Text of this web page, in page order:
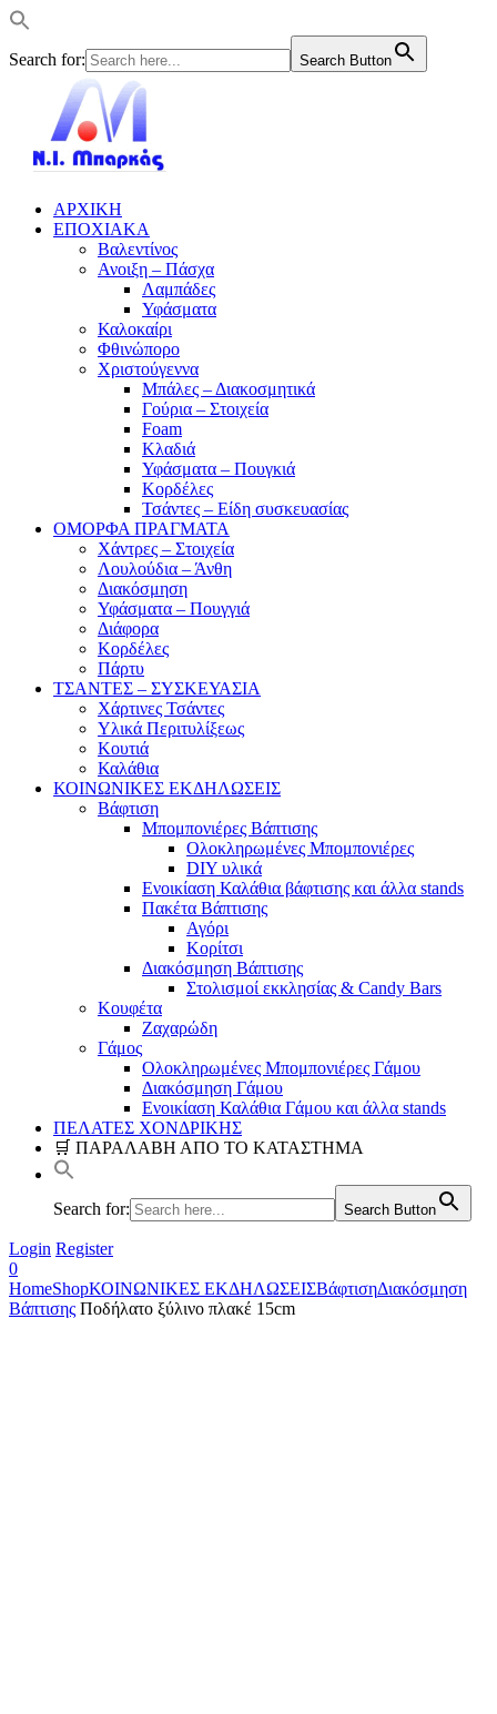
Search for: Search Button
ΑΡΧΙΚΗ
ΕΠΟΧΙΑΚΑ
Βαλεντίνος
Ανοιξη – Πάσχα
Λαμπάδες
Υφάσματα
Καλοκαίρι
Φθινώπορο
Χριστούγεννα
Μπάλες – Διακοσμητικά
Γούρια – Στοιχεία
Foam
Κλαδιά
Υφάσματα – Πουγκιά
Κορδέλες
Τσάντες – Είδη συσκευασίας
ΟΜΟΡΦΑ ΠΡΑΓΜΑΤΑ
Χάντρες – Στοιχεία
Λουλούδια – Άνθη
Διακόσμηση
Υφάσματα – Πουγγιά
Διάφορα
Κορδέλες
Πάρτυ
ΤΣΑΝΤΕΣ – ΣΥΣΚΕΥΑΣΙΑ
Χάρτινες Τσάντες
Υλικά Περιτυλίξεως
Κουτιά
Καλάθια
ΚΟΙΝΩΝΙΚΕΣ ΕΚΔΗΛΩΣΕΙΣ
Βάφτιση
Μπομπονιέρες Βάπτισης
Ολοκληρωμένες Μπομπονιέρες
DIY υλικά
Ενοικίαση Καλάθια βάφτισης και άλλα stands
Πακέτα Βάπτισης
Αγόρι
Κορίτσι
Διακόσμηση Βάπτισης
Στολισμοί εκκλησίας & Candy Bars
Κουφέτα
Ζαχαρώδη
Γάμος
Ολοκληρωμένες Μπομπονιέρες Γάμου
Διακόσμηση Γάμου
Ενοικίαση Καλάθια Γάμου και άλλα stands
ΠΕΛΑΤΕΣ ΧΟΝΔΡΙΚΗΣ
🛒 ΠΑΡΑΛΑΒΗ ΑΠΟ ΤΟ ΚΑΤΑΣΤΗΜΑ
Search for: Search Button
Login Register
0
HomeShopΚΟΙΝΩΝΙΚΕΣ ΕΚΔΗΛΩΣΕΙΣΒάφτισηΔιακόσμηση
Βάπτισης Ποδήλατο ξύλινο πλακέ 15cm